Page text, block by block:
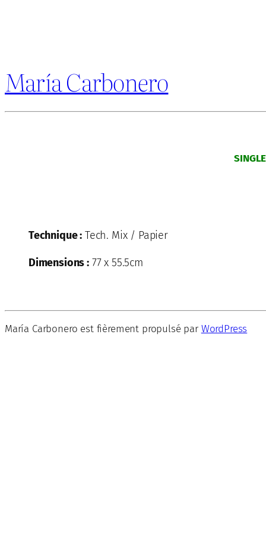
María Carbonero
Technique : Tech. Mix / Papier
Dimensions :77 x 55.5cm
María Carbonero est fièrement propulsé par WordPress